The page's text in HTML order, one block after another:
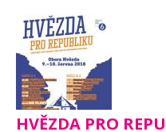
HVĚZDA PRO